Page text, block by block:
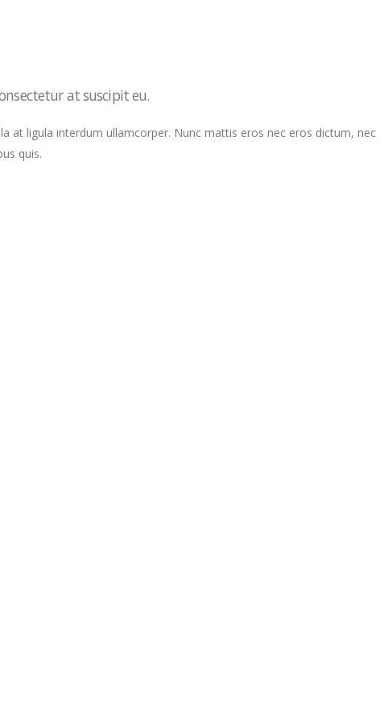
at suscipit eu.
at ligula interdum ullamcorper. Nunc mattis eros nec eros dictum, nec
quis.